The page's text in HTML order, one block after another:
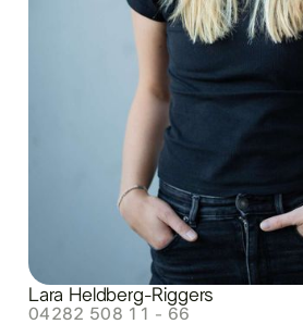
Lara Heldberg-Riggers
04282 508 11 - 66